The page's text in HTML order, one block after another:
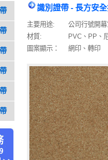
識別證帶 - 長方安
主要用途:
公司行號開
材質:
PVC、PP、
圖案顯示：
網印、轉印